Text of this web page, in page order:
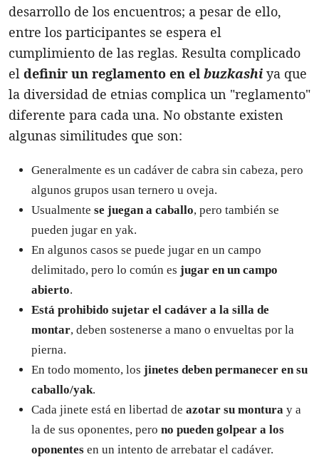
desarrollo de los encuentros; a pesar de ello,
entre los participantes se espera el
cumplimiento de las reglas. Resulta complicado
el definir un reglamento en el buzkashi ya que
la diversidad de etnias complica un "reglamento"
diferente para cada una. No obstante existen
algunas similitudes que son:
Generalmente es un cadáver de cabra sin cabeza, pero
algunos grupos usan ternero u oveja.
Usualmente se juegan a caballo, pero también se
pueden jugar en yak.
En algunos casos se puede jugar en un campo
delimitado, pero lo común es jugar en un campo
abierto.
Está prohibido sujetar el cadáver a la silla de
montar, deben sostenerse a mano o envueltas por la
pierna.
En todo momento, los jinetes deben permanecer en su
caballo/yak.
Cada jinete está en libertad de azotar su montura y a
la de sus oponentes, pero no pueden golpear a los
oponentes en un intento de arrebatar el cadáver.